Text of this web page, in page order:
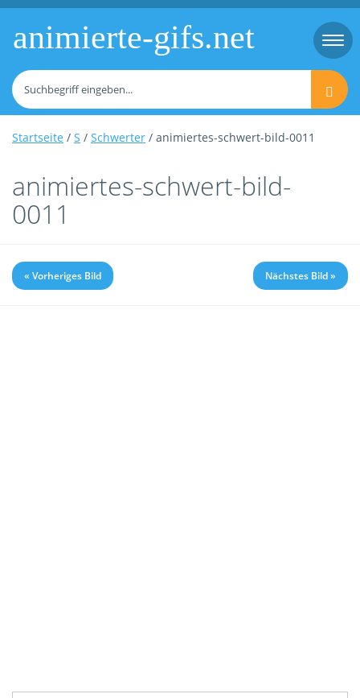
animierte-gifs.net
Startseite / S / Schwerter / animiertes-schwert-bild-0011
animiertes-schwert-bild-
0011
« Vorheriges Bild Nächstes Bild »